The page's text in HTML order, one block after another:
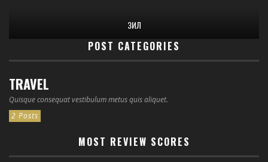
ЗИЛ
POST CATEGORIES
TRAVEL
Quisque consequat vestibulum metus quis aliquet.
2 Posts
MOST REVIEW SCORES